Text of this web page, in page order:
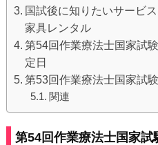
国試後に知りたいサービ
家具レンタル
第54回作業療法士国家試
定日
第53回作業療法士国家試
関連
第54回作業療法士国家